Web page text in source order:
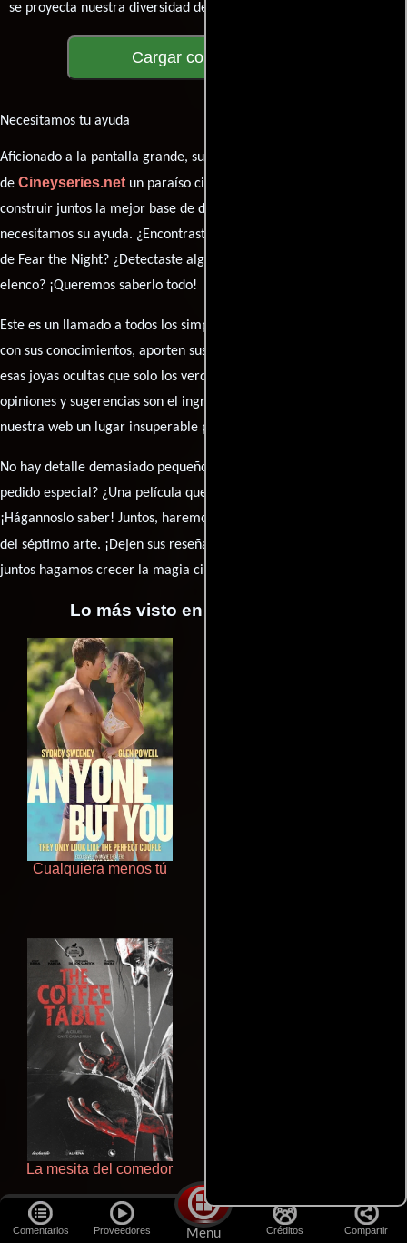
Comentarios Proveedores Menu Créditos Compartir
se proyecta nuestra diversidad de opiniones!
Cargar comentarios
Necesitamos tu ayuda
Aficionado a la pantalla grande, su participación es clave para hacer
de Cineyseries.netun paraíso cinéfilo completo. Queremos
construir juntos la mejor base de datos cinematográfica, pero
necesitamos su ayuda. ¿Encontraste algún dato faltante en la ficha
de Fear the Night? ¿Detectaste algún error en la sinopsis o el
elenco? ¡Queremos saberlo todo!
Este es un llamado a todos los simpatizantes del cine: contribuyan
con sus conocimientos, aporten sus descubrimientos y compartan
esas joyas ocultas que solo los verdaderos fanáticos conocen. Sus
opiniones y sugerencias son el ingrediente secreto que hará de
nuestra web un lugar insuperable para los amantes del celuloide.
No hay detalle demasiado pequeño ni opinión insignificante. ¿Algún
pedido especial? ¿Una película que sueñas con ver reseñada?
¡Hágannoslo saber! Juntos, haremos de esta comunidad el epicentro
del séptimo arte. ¡Dejen sus reseña en la
juntos hagamos crecer la magia cinematográfica!
Lo más visto en Cineyseries.net
Cualquiera menos tú
La mesita del comedor